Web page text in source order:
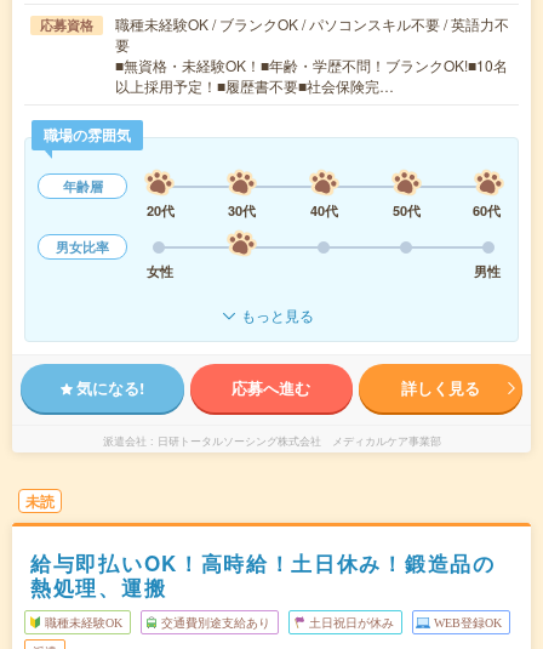
応募資格
職種未経験OK / ブランクOK / パソコンスキル不要 / 英語力不
要
■無資格・未経験OK！■年齢・学歴不問！ブランクOK!■10名
以上採用予定！■履歴書不要■社会保険完…
職場の雰囲気
年齢層
20代
30代 40代 50代
60代
男女比率
女性
男性
もっと見る
気になる! 応募へ進む 詳しく見る
派遣会社 日研トータルソーシング株式会社 メディカルケア事業部
未読
給与即払いOK！高時給！土日休み！鍛造品の
熱処理、運搬
職種未経験OK 交通費別途支給あり 土日祝日が休み WEB登録OK